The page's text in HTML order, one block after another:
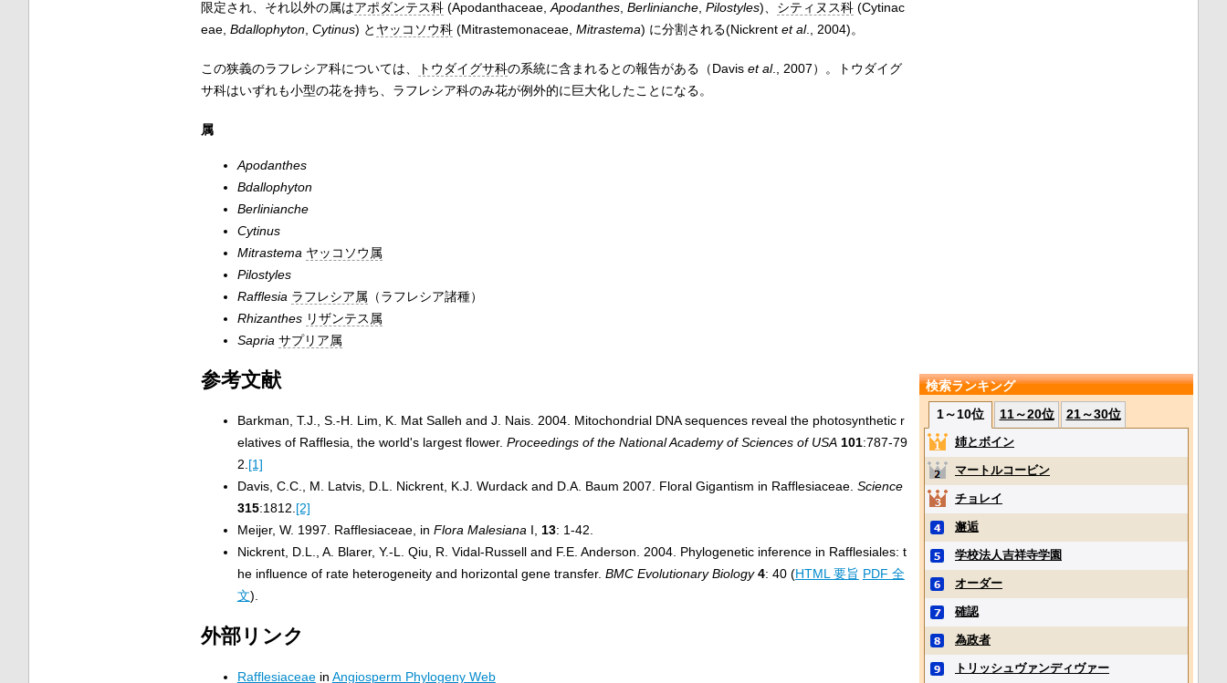
限定され、それ以外の属はアポダンテス科(Apodanthaceae, Apodanthes, Berlinianche, Pilostyles)、 シティヌス科(Cytinac
eae, Bdallophyton, Cytinus) と ヤッコソウ科(Mitrastemonaceae, Mitrastema) に分割される(Nickrent et al., 2004)。
この狭義のラフレシア科については、 トウダイグサ科の系統に含まれるとの報告がある（Davis et al., 2007）。トウダイグ
サ科はいずれも小型の花を持ち、ラフレシア科のみ花が例外的に巨大化したことになる。
属
Apodanthes
Bdallophyton
Berlinianche
Cytinus
Mitrastema ヤッコソウ属
Pilostyles
Rafflesia ラフレシア属 （ラフレシア諸種）
Rhizanthes リザンテス属
Sapria サプリア属
参考文献
Barkman, T.J., S.-H. Lim, K. Mat Salleh and J. Nais. 2004. Mitochondrial DNA sequences reveal the photosynthetic r
elatives of Rafflesia, the world's largest flower. Proceedings of the National Academy of Sciences of USA 101:787-79
2.[1]
Davis, C.C., M. Latvis, D.L. Nickrent, K.J. Wurdack and D.A. Baum 2007. Floral Gigantism in Rafflesiaceae. Science
315:1812.[2]
Meijer, W. 1997. Rafflesiaceae, in Flora MalesianaI, 13: 1-42.
Nickrent, D.L., A. Blarer, Y.-L. Qiu, R. Vidal-Russell and F.E. Anderson. 2004. Phylogenetic inference in Rafflesiales: t
he influence of rate heterogeneity and horizontal gene transfer. BMC Evolutionary Biology 4: 40 (HTML 要旨 PDF 全
文).
外部リンク
Rafflesiaceaein Angiosperm Phylogeny Web
検索ランキング
1～10位
11～20位 21～30位
姉とボイン
マートルコービン
チョレイ
邂逅
学校法人吉祥寺学園
オーダー
確認
為政者
トリッシュヴァンディヴァー